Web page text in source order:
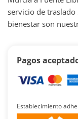
servicio de
bienestar son
Pagos
Establecimiento